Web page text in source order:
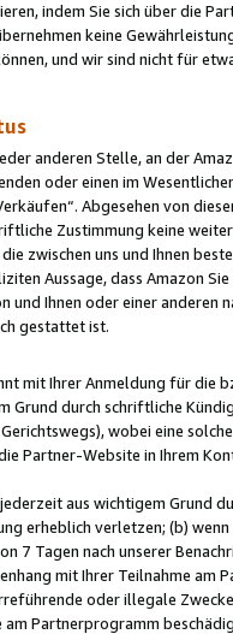
indem Sie sich über die
keine
und wir sind nicht für
anderen Stelle, an der
oder einen im
Abgesehen von
Zustimmung keine
zwischen uns und Ihnen
Aussage, dass Amazon
und Ihnen oder einer
gestattet ist.
mit Ihrer Anmeldung für die
Grund durch schriftliche
wobei eine
Partner-Website in Ihrem
aus wichtigem Grund
erheblich verletzen; (b)
7 Tagen nach unserer
mit Ihrer Teilnahme am
oder illegale
Partnerprogramm